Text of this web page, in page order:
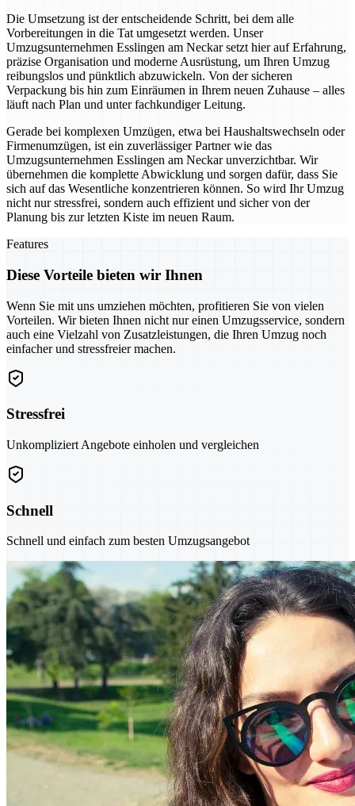
Die Umsetzung ist der entscheidende Schritt, bei dem alle
Vorbereitungen in die Tat umgesetzt werden. Unser
Umzugsunternehmen Esslingen am Neckar setzt hier auf Erfahrung,
präzise Organisation und moderne Ausrüstung, um Ihren Umzug
reibungslos und pünktlich abzuwickeln. Von der sicheren
Verpackung bis hin zum Einräumen in Ihrem neuen Zuhause – alles
läuft nach Plan und unter fachkundiger Leitung.
Gerade bei komplexen Umzügen, etwa bei Haushaltswechseln oder
Firmenumzügen, ist ein zuverlässiger Partner wie das
Umzugsunternehmen Esslingen am Neckar unverzichtbar. Wir
übernehmen die komplette Abwicklung und sorgen dafür, dass Sie
sich auf das Wesentliche konzentrieren können. So wird Ihr Umzug
nicht nur stressfrei, sondern auch effizient und sicher von der
Planung bis zur letzten Kiste im neuen Raum.
Features
Diese Vorteile bieten wir Ihnen
Wenn Sie mit uns umziehen möchten, profitieren Sie von vielen
Vorteilen. Wir bieten Ihnen nicht nur einen Umzugsservice, sondern
auch eine Vielzahl von Zusatzleistungen, die Ihren Umzug noch
einfacher und stressfreier machen.
Stressfrei
Unkompliziert Angebote einholen und vergleichen
Schnell
Schnell und einfach zum besten Umzugsangebot